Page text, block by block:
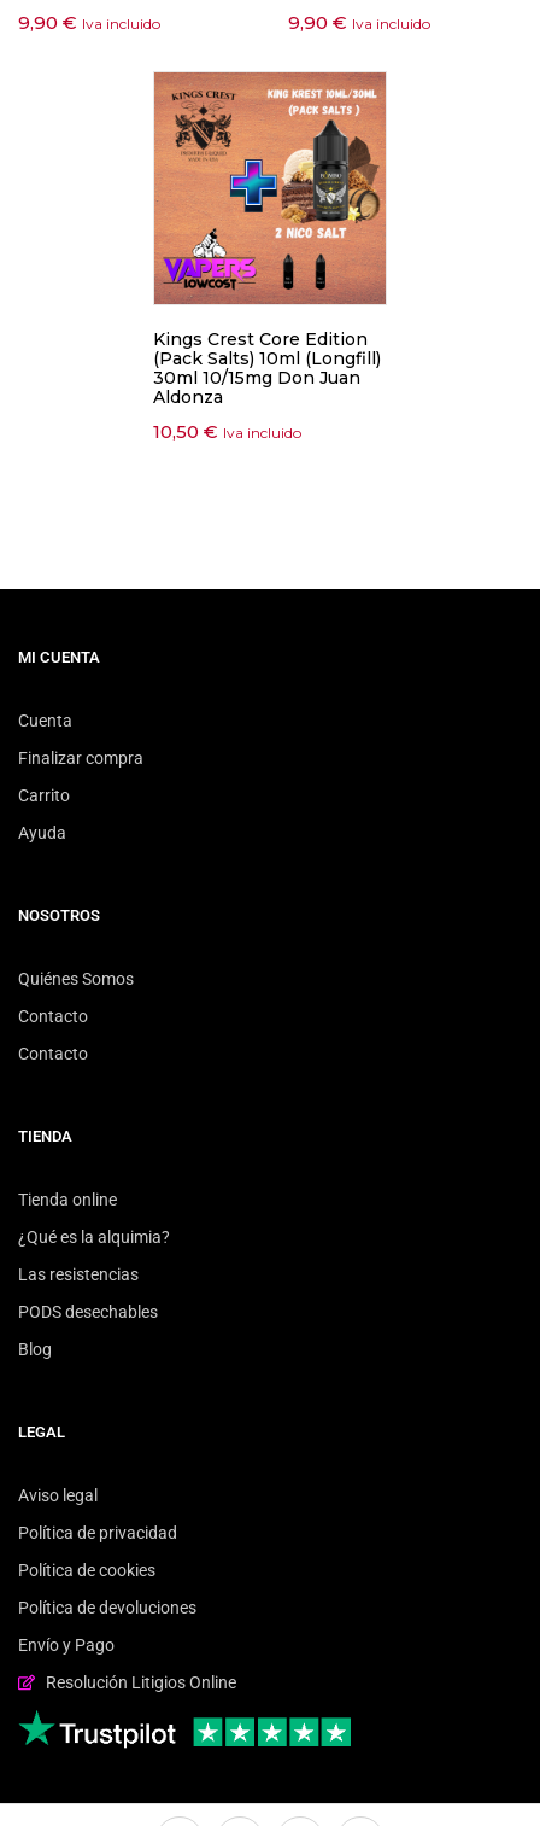
9,90 € Iva incluido 9,90 € Iva incluido
Kings Crest Core Edition
(Pack Salts) 10ml (Longfill)
30ml 10/15mg Don Juan
Aldonza
10,50 € Iva incluido
MI CUENTA
Cuenta
Finalizar compra
Carrito
Ayuda
NOSOTROS
Quiénes Somos
Contacto
Contacto
TIENDA
Tienda online
¿Qué es la alquimia?
Las resistencias
PODS desechables
Blog
LEGAL
Aviso legal
Política de privacidad
Política de cookies
Política de devoluciones
Envío y Pago
Resolución Litigios Online